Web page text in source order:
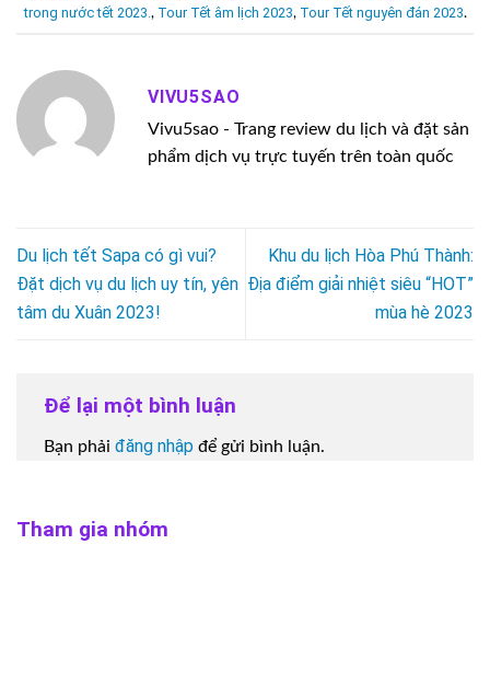
trong nước tết 2023. , Tour Tết âm lịch 2023, Tour Tết nguyên đán 2023.
VIVU5SAO
Vivu5sao - Trang review du lịch và đặt sản
phẩm dịch vụ trực tuyến trên toàn quốc
Du lịch tết Sapa có gì vui?
Đặt dịch vụ du lịch uy tín, yên
tâm du Xuân 2023!
Khu du lịch Hòa Phú Thành:
Địa điểm giải nhiệt siêu “HOT”
mùa hè 2023
Để lại một bình luận
Bạn phải đăng nhập để gửi bình luận.
Tham gia nhóm